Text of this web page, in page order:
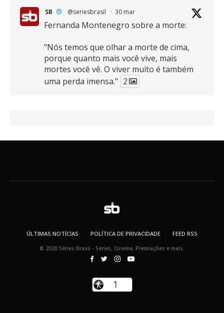
SB @seriesbrasil · 30 mar
Fernanda Montenegro sobre a morte:
"Nós temos que olhar a morte de cima,
porque quanto mais você vive, mais
mortes você vê. O viver muito é também
uma perda imensa." 2
16 389 X
@seriesbrasil · 30 mar
124 1460 X
ÚLTIMAS NOTÍCIAS POLÍTICA DE PRIVACIDADE FEED RSS
© 2020 Séries Brasil - Séries, Cinema, Premiações e mais.